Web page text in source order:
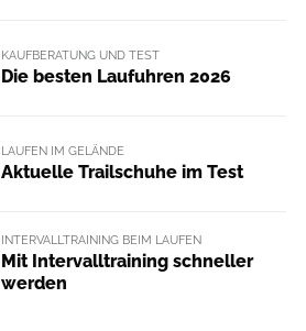
KAUFBERATUNG UND TEST
Die besten Laufuhren 2026
LAUFEN IM GELÄNDE
Aktuelle Trailschuhe im Test
INTERVALLTRAINING BEIM LAUFEN
Mit Intervalltraining schneller
werden